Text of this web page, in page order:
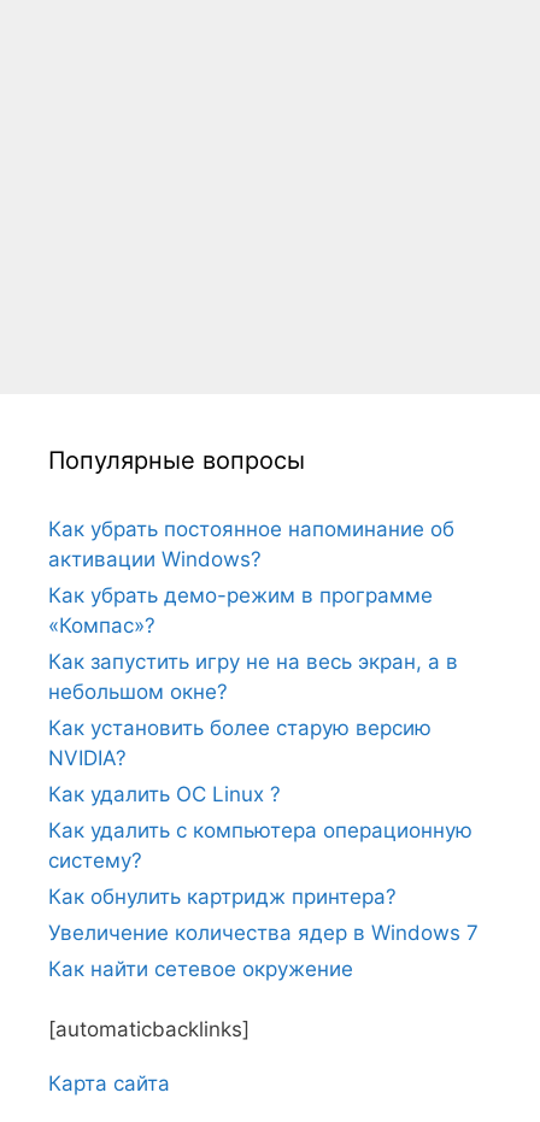
Популярные вопросы
Как убрать постоянное напоминание об
активации Windows?
Как убрать демо-режим в программе
«Компас»?
Как запустить игру не на весь экран, а в
небольшом окне?
Как установить более старую версию
NVIDIA?
Как удалить ОС Linux ?
Как удалить с компьютера операционную
систему?
Как обнулить картридж принтера?
Увеличение количества ядер в Windows 7
Как найти сетевое окружение
[automaticbacklinks]
Карта сайтa